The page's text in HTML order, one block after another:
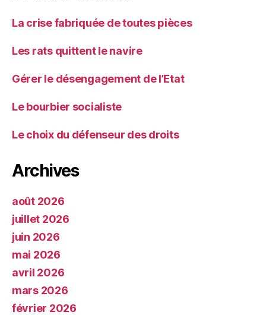
La crise fabriquée de toutes pièces
Les rats quittent le navire
Gérer le désengagement de l’Etat
Le bourbier socialiste
Le choix du défenseur des droits
Archives
août 2026
juillet 2026
juin 2026
mai 2026
avril 2026
mars 2026
février 2026